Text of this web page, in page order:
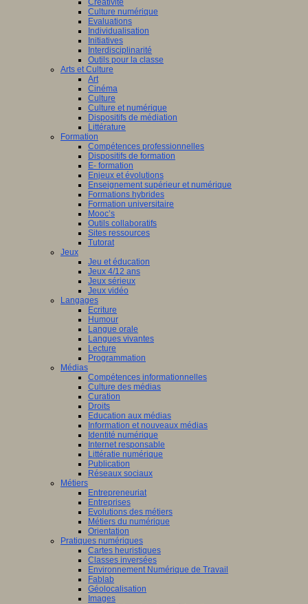
Créativité
Culture numérique
Evaluations
Individualisation
Initiatives
Interdisciplinarité
Outils pour la classe
Arts et Culture
Art
Cinéma
Culture
Culture et numérique
Dispositifs de médiation
Littérature
Formation
Compétences professionnelles
Dispositifs de formation
E- formation
Enjeux et évolutions
Enseignement supérieur et numérique
Formations hybrides
Formation universitaire
Mooc’s
Outils collaboratifs
Sites ressources
Tutorat
Jeux
Jeu et éducation
Jeux 4/12 ans
Jeux sérieux
Jeux vidéo
Langages
Ecriture
Humour
Langue orale
Langues vivantes
Lecture
Programmation
Médias
Compétences informationnelles
Culture des médias
Curation
Droits
Education aux médias
Information et nouveaux médias
Identité numérique
Internet responsable
Littératie numérique
Publication
Réseaux sociaux
Métiers
Entrepreneuriat
Entreprises
Evolutions des métiers
Métiers du numérique
Orientation
Pratiques numériques
Cartes heuristiques
Classes inversées
Environnement Numérique de Travail
Fablab
Géolocalisation
Images